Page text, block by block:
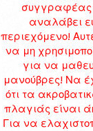
συγγραφέας
αναλάβει
περιεχόμενο!
να μη
για να
μανούβρες! Να
ότι τα
πλαγιάς είναι
Για να